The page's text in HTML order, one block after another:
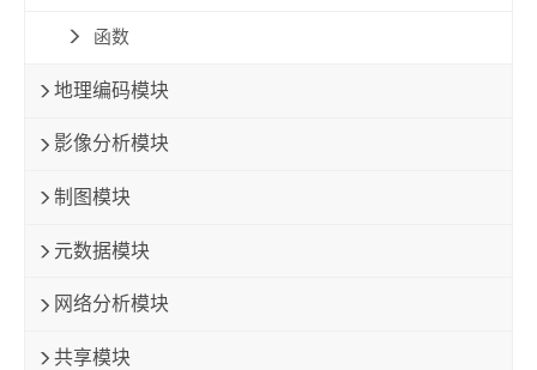
函数
地理编码模块
影像分析模块
制图模块
元数据模块
网络分析模块
共享模块